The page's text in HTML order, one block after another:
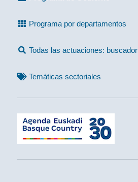
Programa por departamentos
Todas las actuaciones: buscador
Temáticas sectoriales